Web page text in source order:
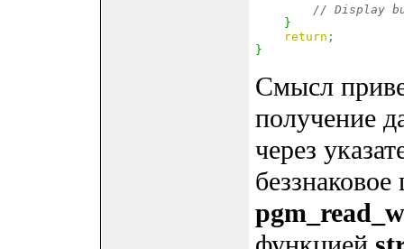
// Display
}
return ;
}
Смысл
получение
через